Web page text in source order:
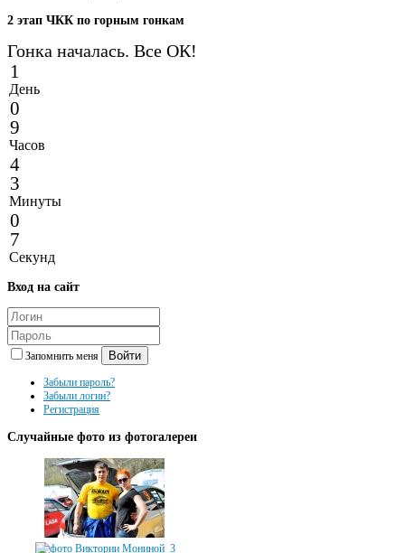
2 этап ЧКК по горным гонкам
Гонка началась. Все ОК!
1
День
0
9
Часов
4
3
Минуты
0
7
Секунд
Вход на сайт
Запомнить меня Войти
Забыли пароль?
Забыли логин?
Регистрация
Случайные фото из фотогалереи